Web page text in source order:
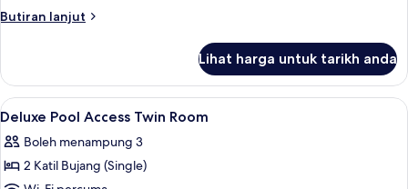
Pool
Room
Butiran lanjut
Butiran
Pool
View
Double
Lihat harga untuk tarikh anda
Lihat
semua
foto
untuk
Bar mini, peti besi dalam bilik,
7
Deluxe Pool Access Twin Room
Boleh menampung 3
2 Katil Bujang (Single)